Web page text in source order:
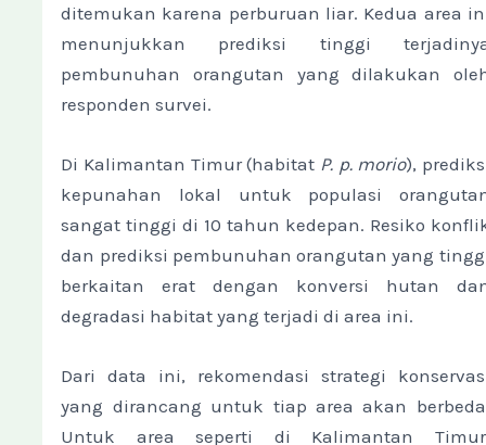
ditemukan karena perburuan liar. Kedua area
menunjukkan prediksi tinggi
pembunuhan orangutan yang dilakukan
responden survei.
Di Kalimantan Timur (habitat P. p. morio),
kepunahan lokal untuk populasi
sangat tinggi di 10 tahun kedepan. Resiko
dan prediksi pembunuhan orangutan yang
berkaitan erat dengan konversi hutan
degradasi habitat yang terjadi di area ini.
Dari data ini, rekomendasi strategi
yang dirancang untuk tiap area akan
Untuk area seperti di Kalimantan